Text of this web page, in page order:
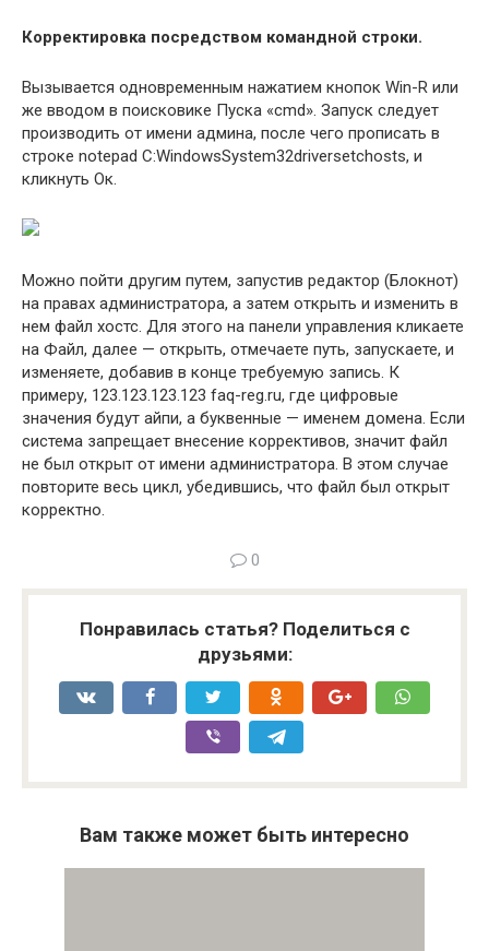
Корректировка посредством командной строки.
Вызывается одновременным нажатием кнопок Win-R или
же вводом в поисковике Пуска «cmd». Запуск следует
производить от имени админа, после чего прописать в
строке notepad C:WindowsSystem32driversetchosts, и
кликнуть Ок.
Можно пойти другим путем, запустив редактор (Блокнот)
на правах администратора, а затем открыть и изменить в
нем файл хостс. Для этого на панели управления кликаете
на Файл, далее — открыть, отмечаете путь, запускаете, и
изменяете, добавив в конце требуемую запись. К
примеру, 123.123.123.123 faq-reg.ru, где цифровые
значения будут айпи, а буквенные — именем домена. Если
система запрещает внесение коррективов, значит файл
не был открыт от имени администратора. В этом случае
повторите весь цикл, убедившись, что файл был открыт
корректно.
0
Понравилась статья? Поделиться с
друзьями:
Вам также может быть интересно